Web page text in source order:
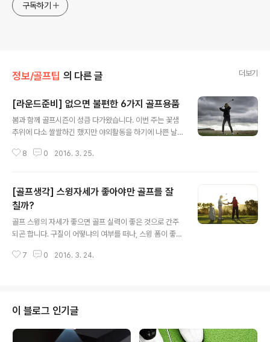
구독하기
정보/골프팁 의 다른 글 더보기
[라운드준비] 없으면 불편한 6가지 골프용품
봄과 함께 골프시즌이 성큼 다가왔습니다. 이번 주는 꽃샘
추위에 다소 쌀쌀하긴 했지만 야외활동을 하기에 나쁜 날
바쁜 골퍼들이 많이 있는데요. 게 중에는 올 골프시즌만을
한 라운드 준비물 만을 챙겨 라운드에 나섰다가 허둥지둥
라운드를 마치곤 하지요. 노하우나 여유를 갖기엔 초보골
퍼에게는 18홀을 도는 시간이 너무나 부족합니다. ^^; 이번
주말, 첫 라운드를 나서는 초보골퍼 분들을 위해 없으면 아
쉽고 불편한 6가지 골프 아이템을 소개해드리겠습니다. 지
금이라도 늦지 않았으니 빠뜨린 용품이 있다면 근처의 골
8 0 2016. 3. 25.
[골프생각] 스윙자세가 좋아야만 골프를 잘
칠까?
골프 스윙의 자세가 좋으면 골프 실력이 좋은 것으로 간주
되곤 합니다. 구질이 어떻냐의 여부를 떠나, 스윙 폼이 좋으
윙 자세는 구질에 직접적인 영향을 주기 때문에 많은 이들
각해 보았습니다. 스윙 자세와 실력의 상관관계 1. '좋은 스
윙 자세'를 위한 스윙 이론들 좋은 골프 스윙을 위해 내 몸
을 컨트롤해야 할 요소들이 정말 많습니다. 마치 정해진 스
7 0 2016. 3. 24.
이 블로그 인기글